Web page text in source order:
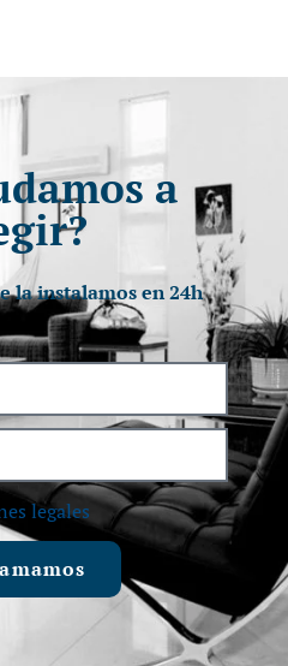
a
la instalamos en 24h
legales